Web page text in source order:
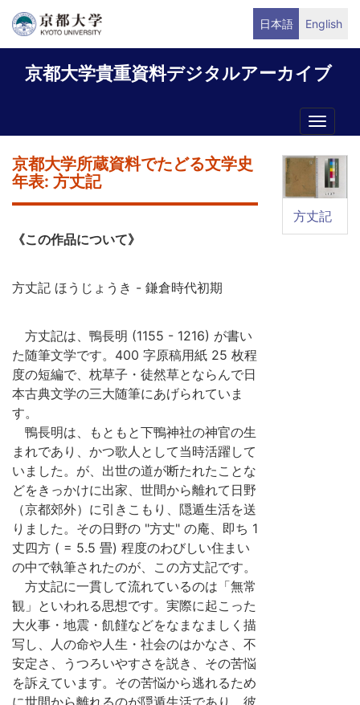
メ
ン
に
動
日本語 English
京都大学貴重資料デジタルアーカイブ
Toggle
京都大学所蔵資料でたどる文学史
年表: 方丈記
《この作品について》
方丈記 ほうじょうき - 鎌倉時代初期
方丈記は、鴨長明 (1155 - 1216) が書い
た随筆文学です。400 字原稿用紙 25 枚程
度の短編で、枕草子・徒然草とならんで日
本古典文学の三大随筆にあげられていま
す。
鴨長明は、もともと下鴨神社の神官の生
まれであり、かつ歌人として当時活躍して
いました。が、出世の道が断たれたことな
どをきっかけに出家、世間から離れて日野
（京都郊外）に引きこもり、隠遁生活を送
りました。その日野の "方丈" の庵、即ち 1
丈四方 ( = 5.5 畳) 程度のわびしい住まい
の中で執筆されたのが、この方丈記です。
方丈記に一貫して流れているのは「無常
観」といわれる思想です。実際に起こった
大火事・地震・飢饉などをなまなましく描
写し、人の命や人生・社会のはかなさ、不
安定さ、うつろいやすさを説き、その苦悩
を訴えています。その苦悩から逃れるため
に世間から離れるのが隠遁生活であり、彼
方丈記